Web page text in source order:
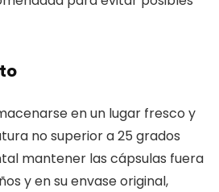
en un lugar fresco y
no superior a 25 grados
mantener las cápsulas fuera
y en su envase original,